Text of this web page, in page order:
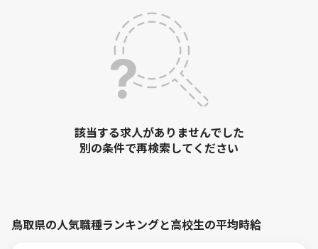
該当する求人がありませんでした
別の条件で再検索してください
鳥取県の人気職種ランキングと高校生の平均時給